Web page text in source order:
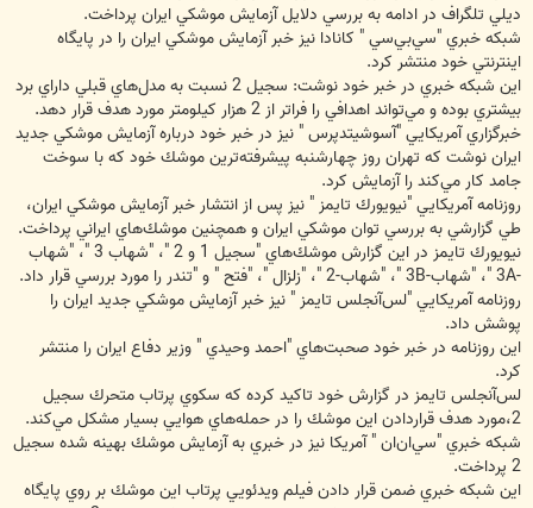
ديلي تلگراف در ادامه به بررسي دلايل آزمايش موشكي ايران پرداخت.
شبكه خبري "سي‌بي‌سي " كانادا نيز خبر آزمايش موشكي ايران را در پايگاه
اينترنتي خود منتشر كرد.
اين شبكه خبري در خبر خود نوشت: سجيل 2 نسبت به مدل‌هاي قبلي داراي برد
بيشتري بوده و مي‌تواند اهدافي را فراتر از 2 هزار كيلومتر مورد هدف قرار دهد.
خبرگزاري آمريكايي "آسوشيتدپرس " نيز در خبر خود درباره آزمايش موشكي جديد
ايران نوشت كه تهران روز چهارشنبه پيشرفته‌ترين موشك خود كه با سوخت
جامد كار مي‌كند را آزمايش كرد.
روزنامه آمريكايي "نيويورك تايمز " نيز پس از انتشار خبر آزمايش موشكي ايران،
طي گزارشي به بررسي توان موشكي ايران و همچنين موشك‌هاي ايراني پرداخت.
نيويورك تايمز در اين گزارش موشك‌هاي "سجيل 1 و 2 "، "شهاب 3 "، "شهاب
-3A "، "شهاب-3B "، "شهاب-2 "، "زلزال "، "فتح " و "تندر را مورد بررسي قرار داد.
روزنامه آمريكايي "لس‌آنجلس تايمز " نيز خبر آزمايش موشكي جديد ايران را
پوشش داد.
اين روزنامه در خبر خود صحبت‌هاي "احمد وحيدي " وزير دفاع ايران را منتشر
كرد.
لس‌آنجلس تايمز در گزارش خود تاكيد كرده كه سكوي پرتاب متحرك سجيل
2،مورد هدف قراردادن اين موشك را در حمله‌هاي هوايي بسيار مشكل مي‌كند.
شبكه خبري "سي‌ان‌ان " آمريكا نيز در خبري به آزمايش موشك بهينه شده سجيل
2 پرداخت.
اين شبكه خبري ضمن قرار دادن فيلم ويدئويي پرتاب اين موشك بر روي پايگاه